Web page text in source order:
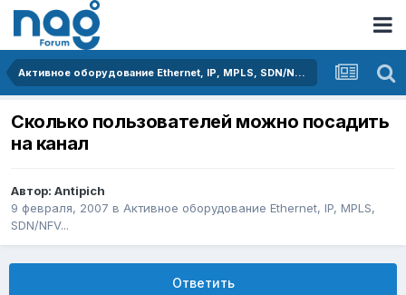
Активное оборудование Ethernet, IP, MPLS, SDN/NFV...
Сколько пользователей можно посадить
на канал
Автор: Antipich
9 февраля, 2007 в Активное оборудование Ethernet, IP, MPLS,
SDN/NFV...
Ответить